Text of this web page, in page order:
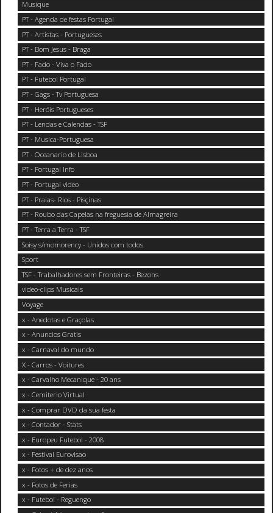
Musique
PT - Agenda de festas Portugal
PT - Artistas - Portugueses
PT - Bom Jesus - Braga
PT - Fado - Viva o Fado
PT - Futebol Portugal
PT - Gags - Tv Portuguesa
PT - Heróis Portugueses
PT - Lendas e Calendas - TSF
PT - Musica-Portuguesa
PT - Oceanario de Lisboa
PT - Portugal Info
PT - Portugal video
PT - Praias- Rios - Pisçinas
PT - Roubo das Capelas na freguesia de Almagreira
PT - Terra a Terra - TSF
Soisy s/momorency - Unidos com todos
Sport
TSF - Trabalhadores sem Fronteiras - Bezons
video-clips Musicais
Voyage
x - Anedotas e Graçolas
x - Anuncios Gratis
x - Carnaval do mundo
X - Carros - Voitures
x - Carvalho Mecanique - 20 ans
x - Cemiterio Virtual
x - Comprar DVD da sua festa
x - Contador - Stats
x - Europeu Futebol - 2008
x - Festival Eurovisao
x - Fotos + de dez anos
x - Fotos de Ferias
x - Futebol - Reguengo